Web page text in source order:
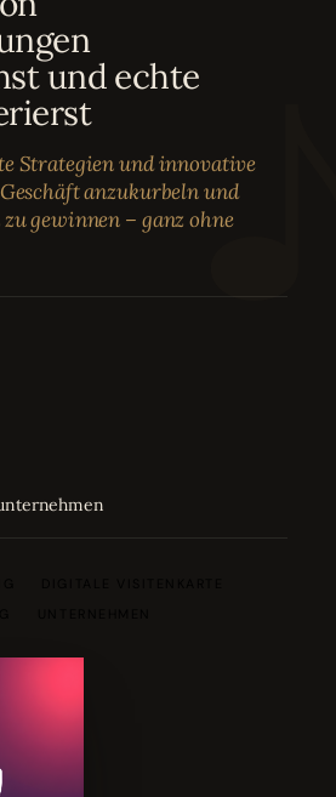
und echte
Strategien und innovative
anzukurbeln und
gewinnen – ganz ohne